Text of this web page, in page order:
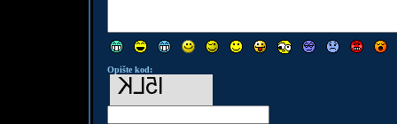
Opište kod: